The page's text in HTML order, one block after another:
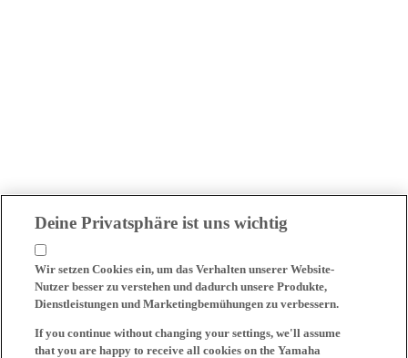
Deine Privatsphäre ist uns wichtig
Wir setzen Cookies ein, um das Verhalten unserer Website-
Nutzer besser zu verstehen und dadurch unsere Produkte,
Dienstleistungen und Marketingbemühungen zu verbessern.
If you continue without changing your settings, we'll assume
that you are happy to receive all cookies on the Yamaha